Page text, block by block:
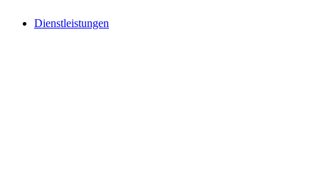
Dienstleistungen